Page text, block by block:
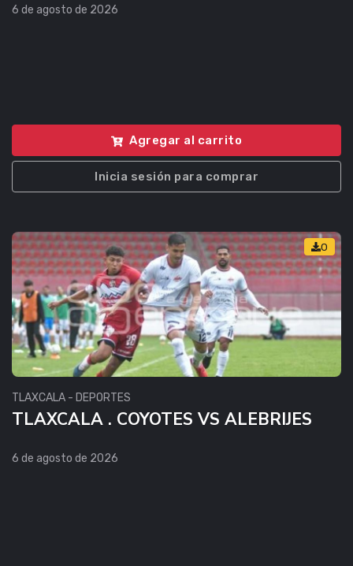
6 de agosto de 2026
Agregar al carrito
Inicia sesión para comprar
0
TLAXCALA - DEPORTES
TLAXCALA . COYOTES VS ALEBRIJES
6 de agosto de 2026